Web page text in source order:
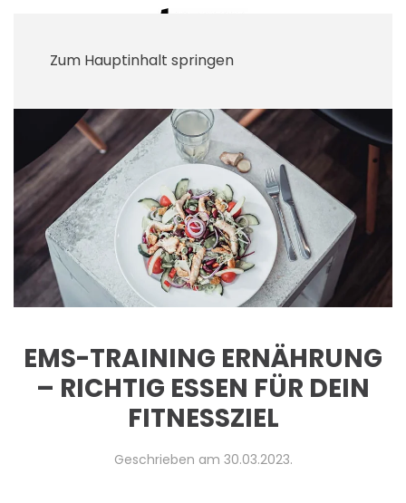
Zum Hauptinhalt springen
EMS-TRAINING ERNÄHRUNG
– RICHTIG ESSEN FÜR DEIN
FITNESSZIEL
Geschrieben am 30.03.2023.